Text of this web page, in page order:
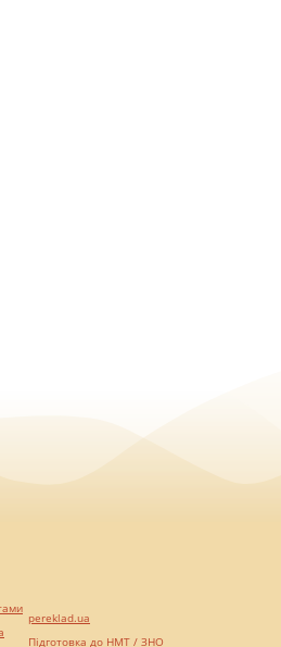
pereklad.ua
Підготовка до НМТ / ЗНО